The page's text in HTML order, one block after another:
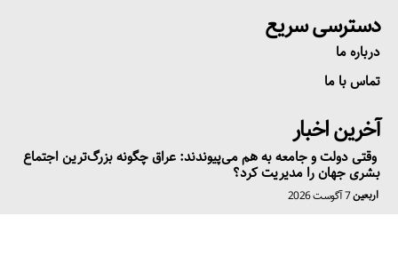
دسترسی سریع
درباره ما
تماس با ما
آخرین اخبار
وقتی دولت و جامعه به هم می‌پیوندند: عراق چگونه بزرگ‌ترین اجتماع
بشری جهان را مدیریت کرد؟
اربعین7 آگوست 2026